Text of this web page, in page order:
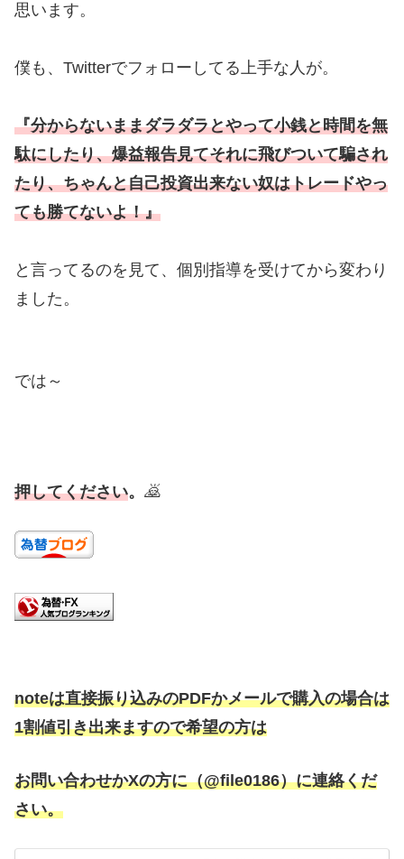
思います。
僕も、Twitterでフォローしてる上手な人が。
『分からないままダラダラとやって小銭と時間を無
駄にしたり、爆益報告見てそれに飛びついて騙され
たり、ちゃんと自己投資出来ない奴はトレードやっ
ても勝てないよ！』
と言ってるのを見て、個別指導を受けてから変わり
ました。
では～
押してください。 🙇
noteは直接振り込みのPDFかメールで購入の場合は
1割値引き出来ますので希望の方は
お問い合わせかXの方に（@file0186）に連絡くだ
さい。